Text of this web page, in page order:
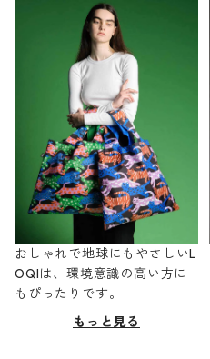
おしゃれで地球にもやさしいL
OQIは、環境意識の高い方に
もぴったりです。
もっと見る